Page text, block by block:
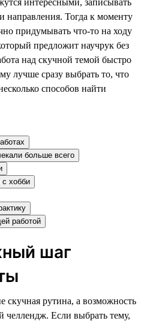
Тогда к моменту
придумывать что-то на ходу
предложит научрук без
над скучной темой быстро
лучше сразу выбрать то, что
способов найти
больше всего
с хобби
работой
шаг
рутина, а возможность
челлендж. Если выбрать тему,